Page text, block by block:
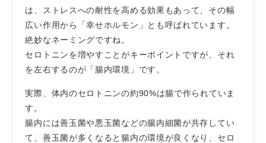
は、ストレスへの耐性を高める効果もあって、その幅
広い作用から「幸せホルモン」とも呼ばれています。
絶妙なネーミングですね。
セロトニンを増やすことがキーポイントですが、それ
を左右するのが「腸内環境」です。
実際、体内のセロトニンの約90%は腸で作られていま
す。
腸内には善玉菌や悪玉菌などの腸内細菌が共存してい
て、善玉菌が多くなると腸内の環境が良くなり、セロ